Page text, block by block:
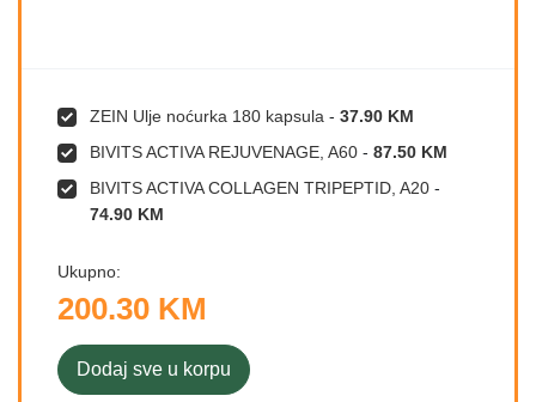
ZEIN Ulje noćurka 180 kapsula - 37.90 KM
BIVITS ACTIVA REJUVENAGE, A60 - 87.50 KM
BIVITS ACTIVA COLLAGEN TRIPEPTID, A20 -
74.90 KM
Ukupno:
200.30 KM
Dodaj sve u korpu